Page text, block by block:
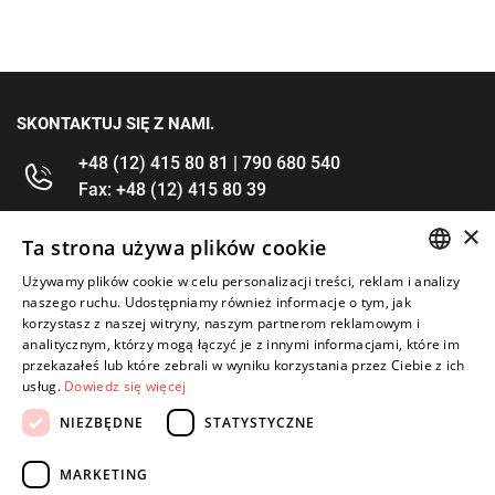
SKONTAKTUJ SIĘ Z NAMI.
+48 (12) 415 80 81 | 790 680 540
Fax: +48 (12) 415 80 39
kontakt@im-narzedzia.pl
INFORMACJE
OFERTA
MOJE KONTO
OBSERWUJ NAS
ENGLISH
×
Ta strona używa plików cookie
Używamy plików cookie w celu personalizacji treści, reklam i analizy
naszego ruchu. Udostępniamy również informacje o tym, jak
korzystasz z naszej witryny, naszym partnerom reklamowym i
analitycznym, którzy mogą łączyć je z innymi informacjami, które im
przekazałeś lub które zebrali w wyniku korzystania przez Ciebie z ich
usług. Dowiedz się więcej
NIEZBĘDNE
STATYSTYCZNE
MARKETING